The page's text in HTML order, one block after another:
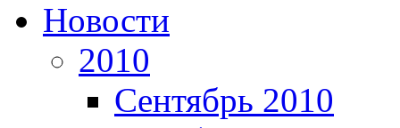
Новости
2010
Сентябрь 2010